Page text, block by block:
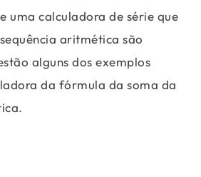
uma calculadora de série que
aritmética são
alguns dos exemplos
da fórmula da soma da